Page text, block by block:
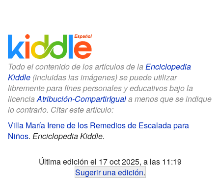
Todo el contenido de los artículos de la Enciclopedia
Kiddle (incluidas las imágenes) se puede utilizar
libremente para fines personales y educativos bajo la
licenciaAtribución-CompartirIguala menos que se indique
lo contrario. Citar este artículo:
Villa María Irene de los Remedios de Escalada para
Niños. Enciclopedia Kiddle.
Última edición el 17 oct 2025, a las 11:19
Sugerir una edición.